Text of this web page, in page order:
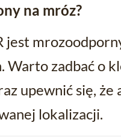
na mróz?
jest
Warto zadbać o
upewnić się, że
lokalizacji.